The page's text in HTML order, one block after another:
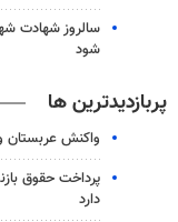
سالروز شهادت
شود
پربازدیدترین ها
واکنش عربستان
پرداخت حقوق
دارد